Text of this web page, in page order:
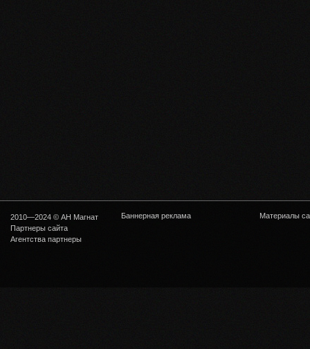
2010—2024 © АН Магнат
Партнеры сайта
Агентства партнеры
Баннерная реклама Материалы